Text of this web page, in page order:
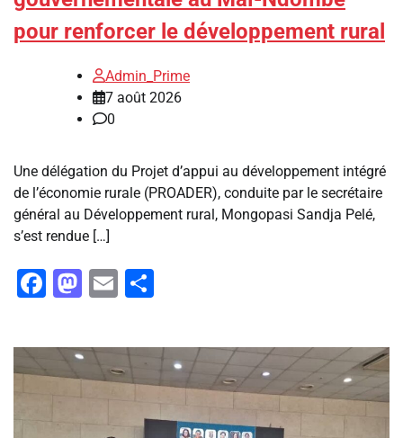
pour renforcer le développement rural
Admin_Prime
7 août 2026
0
Une délégation du Projet d’appui au développement intégré
de l’économie rurale (PROADER), conduite par le secrétaire
général au Développement rural, Mongopasi Sandja Pelé,
s’est rendue […]
Facebook
Mastodon
Email